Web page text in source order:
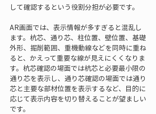
して確認するという役割分担が必要です。
AR画面では、表示情報が多すぎると混乱し
ます。杭芯、通り芯、柱位置、壁位置、基礎
外形、掘削範囲、重機動線などを同時に重ね
ると、かえって重要な線が見えにくくなりま
す。杭芯確認の場面では杭芯と必要最小限の
通り芯を表示し、通り芯確認の場面では通り
芯と主要な部材位置を表示するなど、目的に
応じて表示内容を切り替えることが望ましい
です。